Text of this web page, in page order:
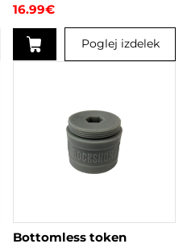
16.99€
Poglej izdelek
Bottomless token